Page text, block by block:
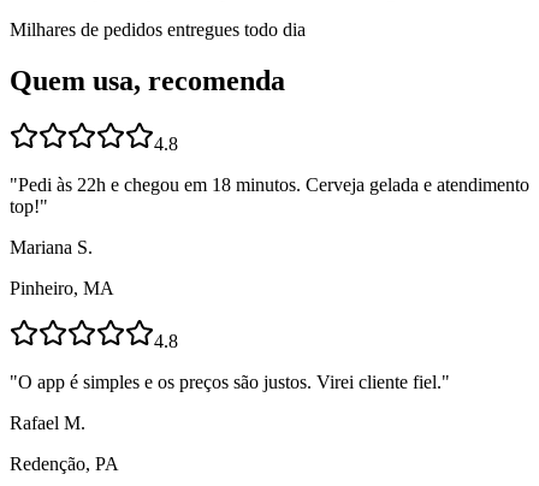
Milhares de pedidos entregues todo dia
Quem usa, recomenda
4.8
"Pedi às 22h e chegou em 18 minutos. Cerveja gelada e atendimento
top!"
Mariana S.
Pinheiro, MA
4.8
"O app é simples e os preços são justos. Virei cliente fiel."
Rafael M.
Redenção, PA